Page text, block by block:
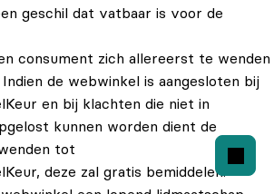
geschil dat vatbaar is voor de
consument zich allereerst te wenden
de webwinkel is aangesloten bij
en bij klachten die niet in
kunnen worden dient de
tot
deze zal gratis bemiddelen.